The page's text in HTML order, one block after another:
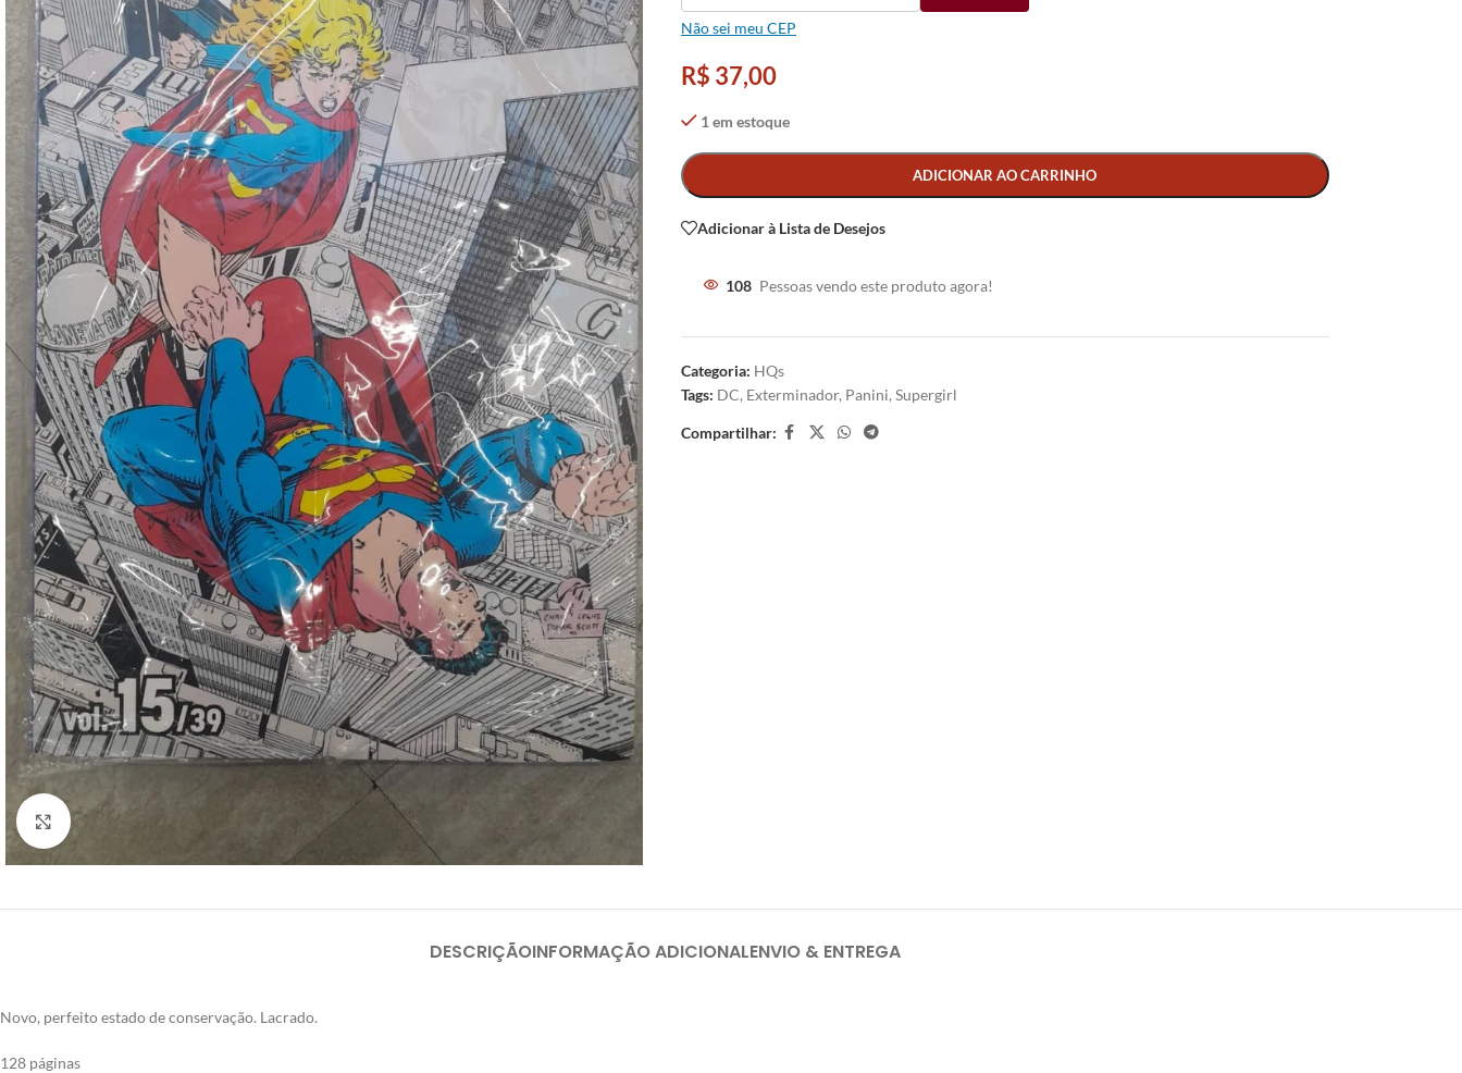
Clique para ampliar
Não sei meu CEP
R$ 37,00
1 em estoque
ADICIONAR AO CARRINHO
Alternative:
Adicionar à Lista de Desejos
108 Pessoas vendo este produto agora!
Categoria: HQs
Tags: DC, Exterminador, Panini, Supergirl
Compartilhar:
DESCRIÇÃOINFORMAÇÃO ADICIONALENVIO & ENTREGA
Novo, perfeito estado de conservação. Lacrado.
128 páginas